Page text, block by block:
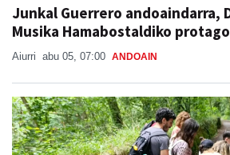
Junkal Guerrero andoaindarra,
Musika Hamabostaldiko
Aiurri abu 05, 07:00 ANDOAIN